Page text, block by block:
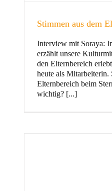
und
Stimmen aus dem
Interview mit Soraya:
erzählt unsere
den Elternbereich
heute als Mitarbeiterin.
Elternbereich beim
wichtig? [...]